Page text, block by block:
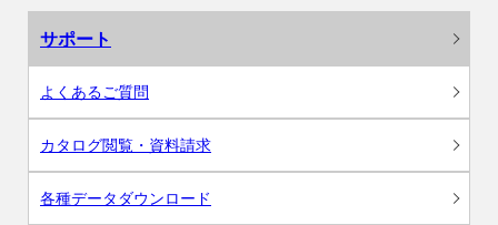
サポート
よくあるご質問
カタログ閲覧・資料請求
各種データダウンロード